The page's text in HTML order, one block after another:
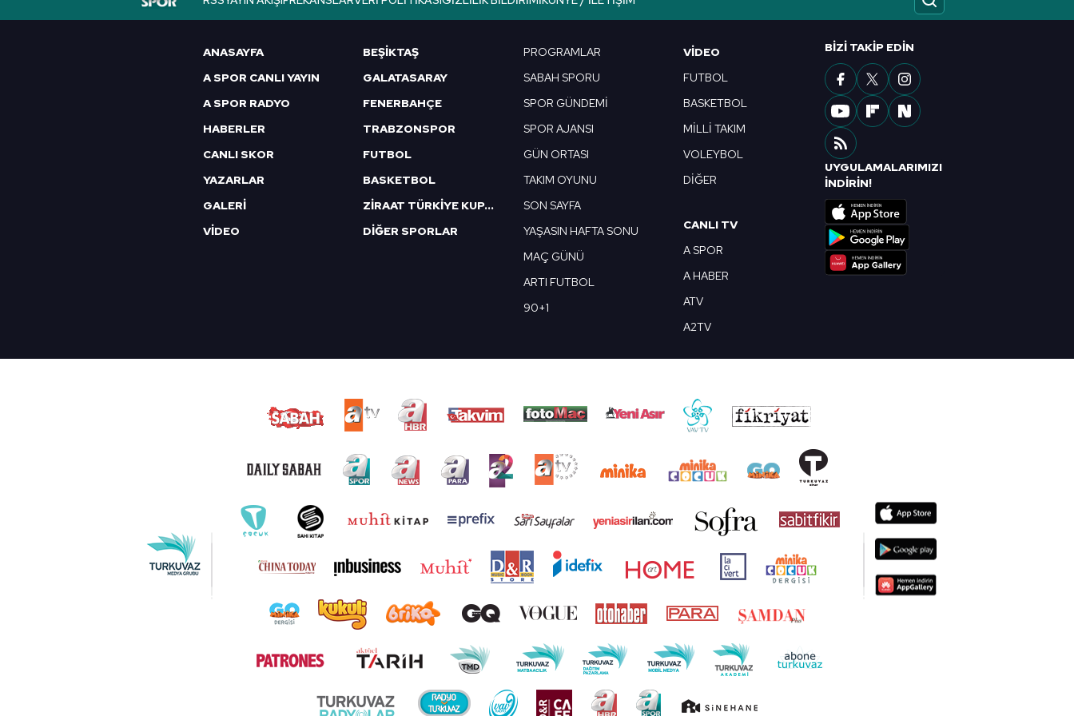
6698 sayılı Kişisel Verilerin Korunması Kanunu uyarınca hazırlanmış Aydınlatma Metnimizi okumak ve sitemizde ilgili
mevzuata uygun olarak kullanılan çerezlerle ilgili bilgi almak için lütfen
ANASAYFA
A SPOR CANLI YAYIN
A SPOR RADYO
HABERLER
CANLI SKOR
YAZARLAR
GALERİ
VİDEO
BEŞİKTAŞ
GALATASARAY
FENERBAHÇE
TRABZONSPOR
FUTBOL
BASKETBOL
ZİRAAT TÜRKİYE KUPASI
DİĞER SPORLAR
PROGRAMLAR
SABAH SPORU
SPOR GÜNDEMİ
SPOR AJANSI
GÜN ORTASI
TAKIM OYUNU
SON SAYFA
YAŞASIN HAFTA SONU
MAÇ GÜNÜ
ARTI FUTBOL
90+1
VIDEO
FUTBOL
BASKETBOL
MİLLİ TAKIM
VOLEYBOL
DİĞER
CANLI TV
A SPOR
A HABER
ATV
A2TV
BIZI TAKIP EDIN
UYGULAMALARIMIZI
İNDİRİN!